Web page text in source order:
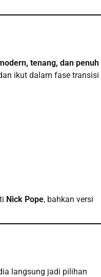
tenang, dan penuh
ikut dalam fase transisi
Nick Pope, bahkan versi
langsung jadi pilihan